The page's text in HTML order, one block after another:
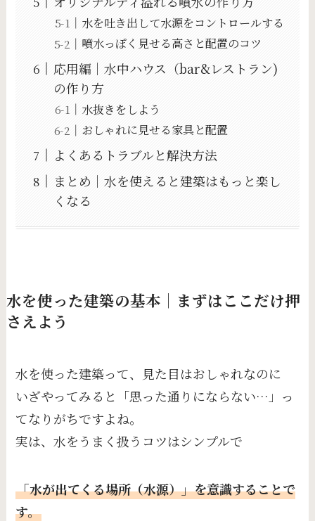
水を吐き出して水源をコントロールする
噴水っぽく見せる高さと配置のコツ
応用編｜水中ハウス（bar&レストラン)
の作り方
水抜きをしよう
おしゃれに見せる家具と配置
よくあるトラブルと解決方法
まとめ｜水を使えると建築はもっと楽し
くなる
水を使った建築の基本｜まずはここだけ押
さえよう
水を使った建築って、見た目はおしゃれなのに
いざやってみると「思った通りにならない…」っ
てなりがちですよね。
実は、水をうまく扱うコツはシンプルで
「水が出てくる場所（水源）」を意識することで
す。